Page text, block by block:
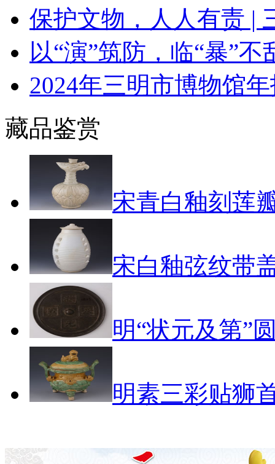
保护文物，人人有责 |
以“演”筑防，临“暴”
2024年三明市博物馆
藏品鉴赏
宋青白釉刻莲
宋白釉弦纹带
明“状元及第”
明素三彩贴狮